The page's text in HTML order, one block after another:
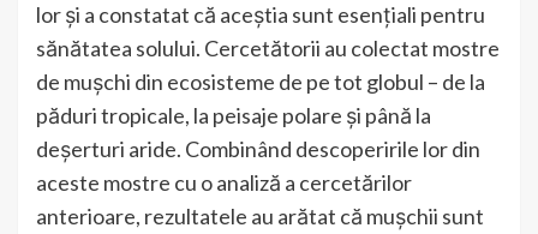
lor și a constatat că aceștia sunt esențiali pentru
sănătatea solului. Cercetătorii au colectat mostre
de mușchi din ecosisteme de pe tot globul – de la
păduri tropicale, la peisaje polare și până la
deșerturi aride. Combinând descoperirile lor din
aceste mostre cu o analiză a cercetărilor
anterioare, rezultatele au arătat că mușchii sunt